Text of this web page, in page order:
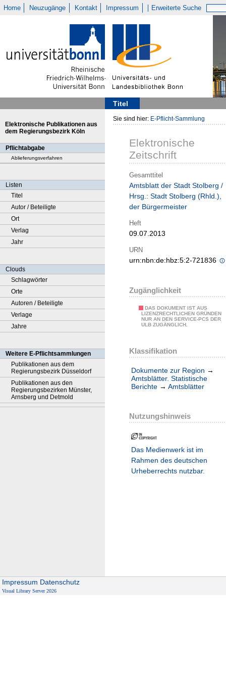
Home Neuzugänge Kontakt Impressum Erweiterte Suche
Titel
Elektronische Publikationen aus
dem Regierungsbezirk Köln
Pflichtabgabe
Ablieferungsverfahren
Listen
Titel
Autor / Beteiligte
Ort
Verlag
Jahr
Clouds
Schlagwörter
Orte
Autoren / Beteiligte
Verlage
Jahre
Weitere E-Pflichtsammlungen
Publikationen aus dem
Regierungsbezirk Düsseldorf
Publikationen aus den
Regierungsbezirken Münster,
Arnsberg und Detmold
Sie sind hier: E-Pflicht-Sammlung
Elektronische
Zeitschrift
Gesamttitel
Amtsblatt der Stadt Stolberg /
Hrsg.: Stadt Stolberg (Rhld.),
der Bürgermeister
Heft
09.07.2013
URN
urn:nbn:de:hbz:5:2-721836
Zugänglichkeit
DAS DOKUMENT IST AUS
LIZENZRECHTLICHEN GRÜNDEN
NUR AN DEN SERVICE-PCS DER
ULB ZUGÄNGLICH.
Klassifikation
Dokumente zur Region →
Amtsblätter. Statistische
Berichte → Amtsblätter
Nutzungshinweis
Das Medienwerk ist im
Rahmen des deutschen
Urheberrechts nutzbar.
Impressum Datenschutz
Visual Library Server 2026